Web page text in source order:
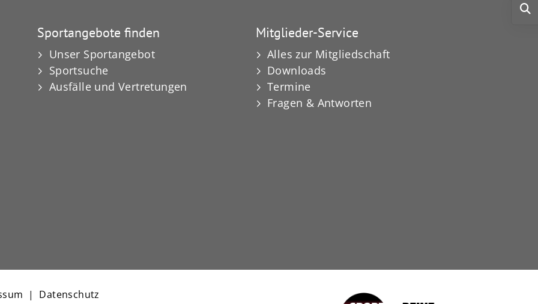
Sportangebote finden
Unser Sportangebot
Sportsuche
Ausfälle und Vertretungen
Mitglieder-Service
Alles zur Mitgliedschaft
Downloads
Termine
Fragen & Antworten
| Datenschutz